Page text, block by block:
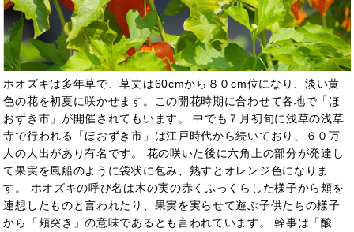
ホオズキは多年草で、草丈は60cmから８０cm位になり、淡い黄
色の花を初夏に咲かせます。この開花時期に合わせて各地で「ほ
おずき市」が開催されてもいます。 中でも７月初旬に浅草の浅草
寺で行われる「ほおずき市」は江戸時代から続いており、６０万
人の人出があり有名です。 花の咲いた後に六角上の部分が発達し
て果実を風船のように袋状に包み、熟すとオレンジ色になりま
す。 ホオズキの呼び名は木の実の赤くふっくらした様子から頬を
連想したものと言われたり、果実を実らせて遊ぶ子供たちの様子
から「頬突き」の意味であるとも言われています。 幹事は「酸